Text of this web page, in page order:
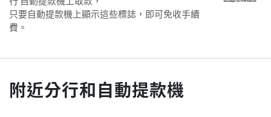
只要自動提款機上顯示這些標誌，即可免收手續
費。
附近分行和自動提款機